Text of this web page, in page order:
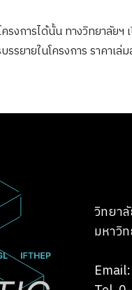
รงการได้นั้น ทางวิทยาลัย
ยายในโครงการ ราคาเ
วิทยา
มหาวิ